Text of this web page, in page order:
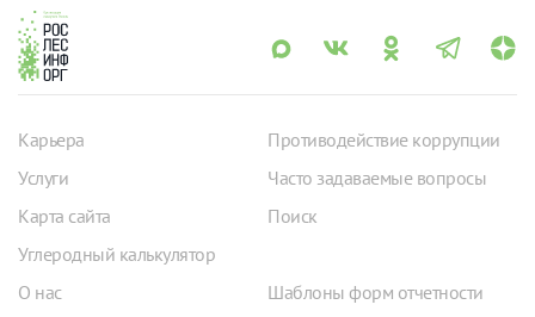
Карьера
Услуги
Карта сайта
Углеродный калькулятор
Противодействие коррупции
Часто задаваемые вопросы
Поиск
О нас
Шаблоны форм отчетности